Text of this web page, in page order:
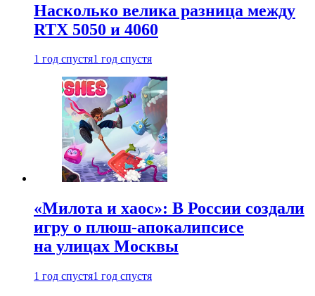
Насколько велика разница между
RTX 5050 и 4060
1 год спустя1 год спустя
«Милота и хаос»: В России создали
игру о плюш-апокалипсисе
на улицах Москвы
1 год спустя1 год спустя